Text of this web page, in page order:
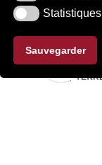
Statistiques
Sauvegarder